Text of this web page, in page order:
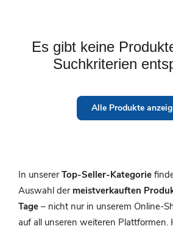
Es gibt keine
Suchkriterien
Alle Produkte
In unsererTop-Seller-Kategorie
Auswahl der meistverkauften
Tage – nicht nur in unserem Online-
auf all unseren weiteren Plattformen.